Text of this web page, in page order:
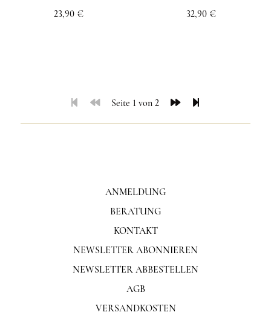
23,90 € 32,90 €
Seite 1 von 2
ANMELDUNG
BERATUNG
KONTAKT
NEWSLETTER ABONNIEREN
NEWSLETTER ABBESTELLEN
AGB
VERSANDKOSTEN